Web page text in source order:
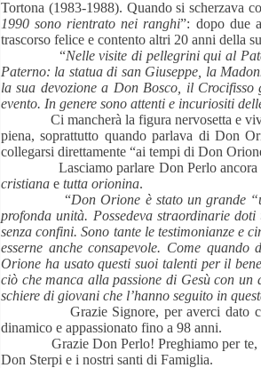
Tortona (1983-1988). Quando si scherzava
1990 sono rientrato nei ranghi”: dopo due
trascorso felice e contento altri 20 anni della
“Nelle visite di pellegrini qui al
Paterno: la statua di san Giuseppe, la
la sua devozione a Don Bosco, il
evento. In genere sono attenti e incuriositi
Ci mancherà la figura nervosetta e vivace
piena, soprattutto quando parlava di Don
collegarsi direttamente “ai tempi di Don
Lasciamo parlare Don Perlo ancora una
cristiana e tutta orionina.
“Don Orione è stato un grande
profonda unità. Possedeva straordinarie
senza confini. Sono tante le testimonianze e
esserne anche consapevole. Come
Orione ha usato questi suoi talenti per il
ciò che manca alla passione di Gesù con un
schiere di giovani che l’hanno seguito in
Grazie Signore, per averci dato così a
dinamico e appassionato fino a 98 anni.
Grazie Don Perlo! Preghiamo per te,
Don Sterpi e i nostri santi di Famiglia.